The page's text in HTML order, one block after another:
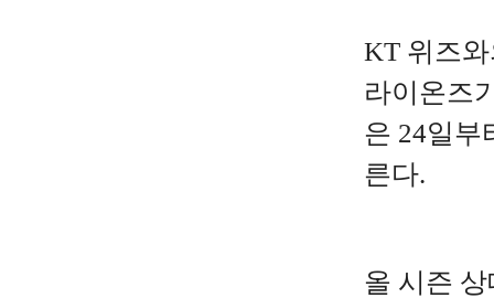
KT 위즈
라이온즈
은 24일부
른다.
올 시즌